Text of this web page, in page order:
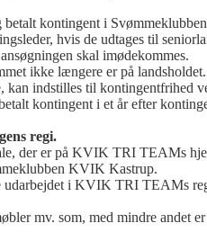
betalt kontingent i
hvis de udtages til
skal imødekommes.
ikke længere er på landsholdet.
kan indstilles til kontingentfrihed
kontingent i et år efter
regi.
der er på KVIK TRI TEAMs
KVIK Kastrup.
udarbejdet i KVIK TRI TEAMs
mv. som, med mindre